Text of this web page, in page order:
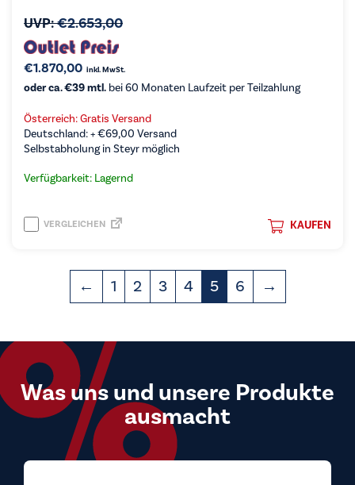
UVP:€2.653,00
€1.870,00 inkl. MwSt.
oder ca. €39 mtl. bei 60 Monaten Laufzeit per Teilzahlung
Österreich: Gratis Versand
Deutschland: +€69,00 Versand
Selbstabholung in Steyr möglich
Verfügbarkeit: Lagernd
KAUFEN
VERGLEICHEN
← 1 2 3 4 5 6 →
Was uns und unsere Produkte
ausmacht